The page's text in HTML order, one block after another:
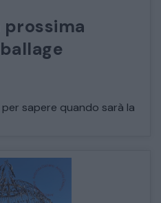
DA GIARDINO
ILLUMINAZIONE
E STRUTTURE
prossima
sapere quando sarà la